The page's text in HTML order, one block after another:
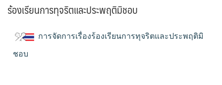
ร้องเรียนการทุจริตและประพฤติมิชอบ
การจัดการเรื่องร้องเรียนการทุจริตและประพฤติมิ
ชอบ